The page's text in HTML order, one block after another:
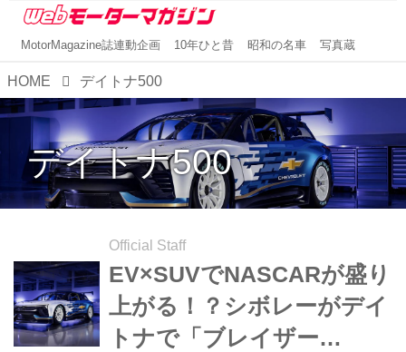
MotorMagazine誌連動企画 10年ひと昔 昭和の名車 写真蔵
HOME デイトナ500
デイトナ500
Official Staff
EV×SUVでNASCARが盛り
上がる！？シボレーがデイ
トナで「ブレイザー